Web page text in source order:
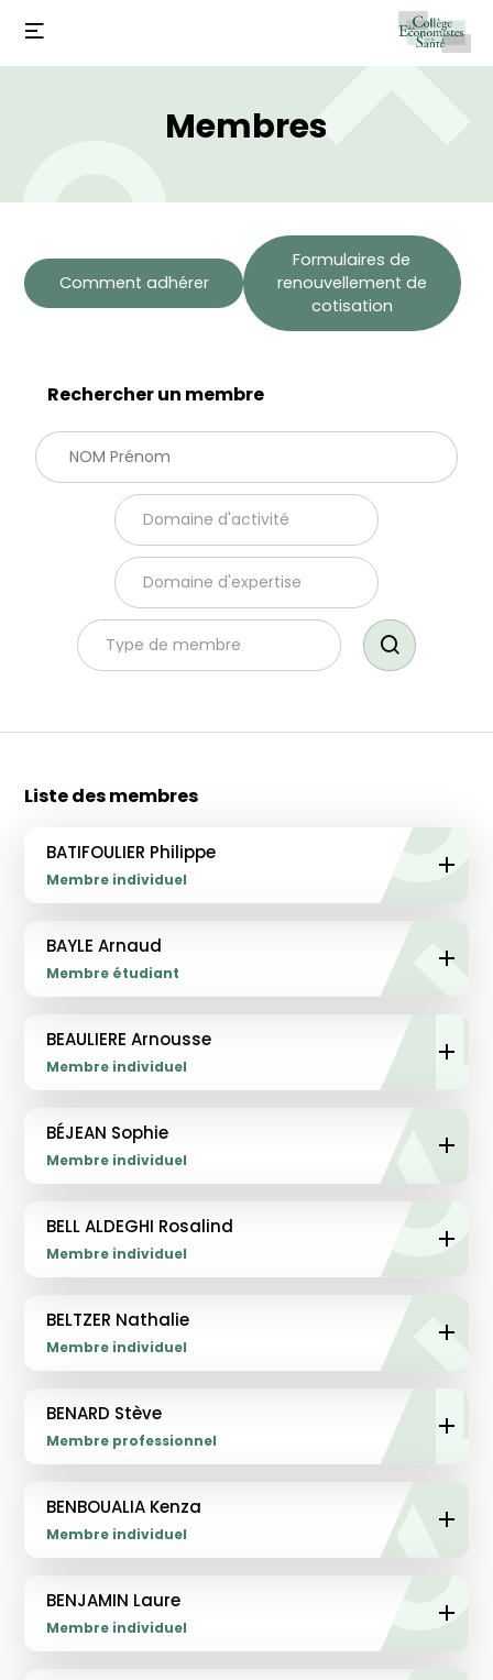
Membres
Comment adhérer
Formulaires de
renouvellement de
cotisation
Rechercher un membre
Domaine d'activité
Domaine d'expertise
Type de membre
Liste des membres
BATIFOULIER Philippe
Membre individuel
BAYLE Arnaud
Membre étudiant
BEAULIERE Arnousse
Membre individuel
BÉJEAN Sophie
Membre individuel
BELL ALDEGHI Rosalind
Membre individuel
BELTZER Nathalie
Membre individuel
BENARD Stève
Membre professionnel
BENBOUALIA Kenza
Membre individuel
BENJAMIN Laure
Membre individuel